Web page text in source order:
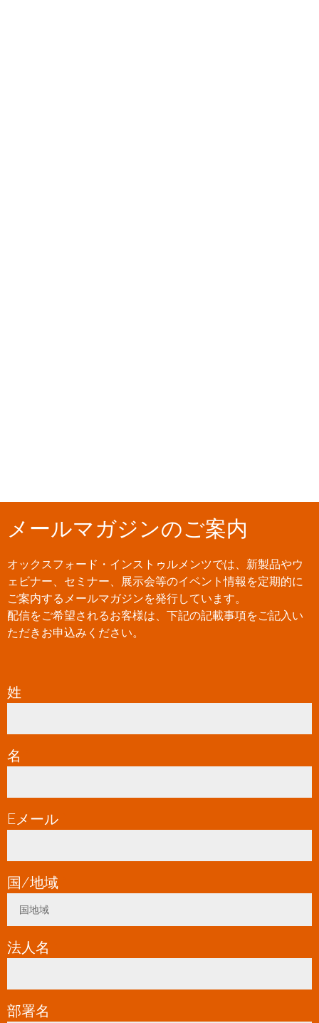
メールマガジンのご案内
オックスフォード・インストゥルメンツでは、新製品やウ
ェビナー、セミナー、展示会等のイベント情報を定期的に
ご案内するメールマガジンを発行しています。
配信をご希望されるお客様は、下記の記載事項をご記入い
ただきお申込みください。
姓
名
Eメール
国/地域
国地域
法人名
部署名